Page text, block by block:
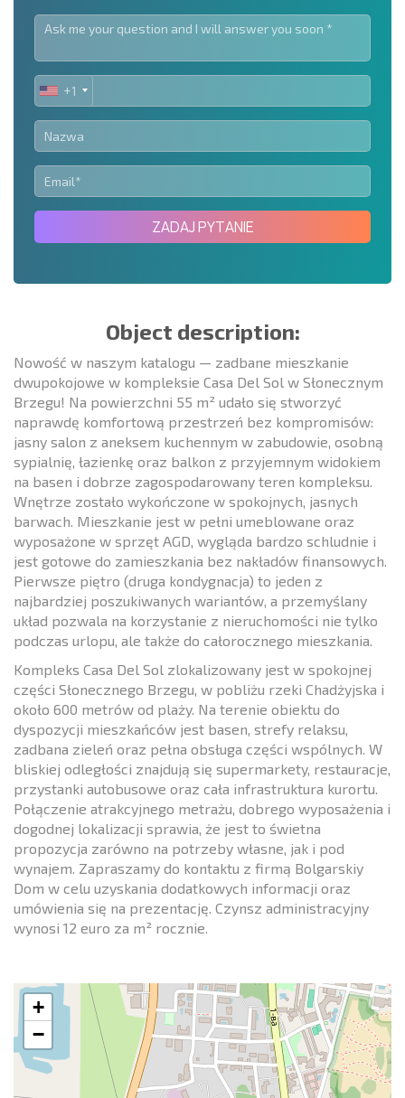
UNITED
STATES
+1
+1
ZADAJ PYTANIE
Object description:
Nowość w naszym katalogu — zadbane mieszkanie
dwupokojowe w kompleksie Casa Del Sol w Słonecznym
Brzegu! Na powierzchni 55 m² udało się stworzyć
naprawdę komfortową przestrzeń bez kompromisów:
jasny salon z aneksem kuchennym w zabudowie, osobną
sypialnię, łazienkę oraz balkon z przyjemnym widokiem
na basen i dobrze zagospodarowany teren kompleksu.
Wnętrze zostało wykończone w spokojnych, jasnych
barwach. Mieszkanie jest w pełni umeblowane oraz
wyposażone w sprzęt AGD, wygląda bardzo schludnie i
jest gotowe do zamieszkania bez nakładów finansowych.
Pierwsze piętro (druga kondygnacja) to jeden z
najbardziej poszukiwanych wariantów, a przemyślany
układ pozwala na korzystanie z nieruchomości nie tylko
podczas urlopu, ale także do całorocznego mieszkania.
Kompleks Casa Del Sol zlokalizowany jest w spokojnej
części Słonecznego Brzegu, w pobliżu rzeki Chadżyjska i
około 600 metrów od plaży. Na terenie obiektu do
dyspozycji mieszkańców jest basen, strefy relaksu,
zadbana zieleń oraz pełna obsługa części wspólnych. W
bliskiej odległości znajdują się supermarkety, restauracje,
przystanki autobusowe oraz cała infrastruktura kurortu.
Połączenie atrakcyjnego metrażu, dobrego wyposażenia i
dogodnej lokalizacji sprawia, że jest to świetna
propozycja zarówno na potrzeby własne, jak i pod
wynajem. Zapraszamy do kontaktu z firmą Bolgarskiy
Dom w celu uzyskania dodatkowych informacji oraz
umówienia się na prezentację. Czynsz administracyjny
wynosi 12 euro za m² rocznie.
+
−